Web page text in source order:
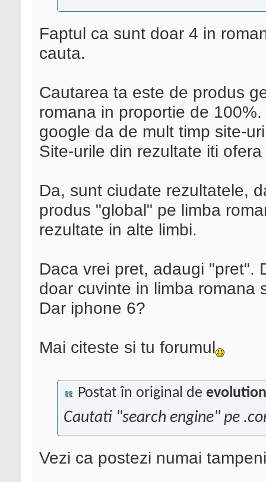
Faptul ca sunt doar 4 in
cauta.
Cautarea ta este de produs
romana in proportie de
google da de mult timp site-
Site-urile din rezultate iti
Da, sunt ciudate rezultatele,
produs "global" pe limba
rezultate in alte limbi.
Daca vrei pret, adaugi "pret".
doar cuvinte in limba romana
Dar iphone 6?
Mai citeste si tu forumul
Postat în original de evolution
Cautati "search engine" pe
Vezi ca postezi numai